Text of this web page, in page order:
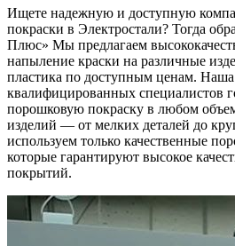
Ищете надежную и доступную
покраски в Электростали? Тогда
Плюс» Мы предлагаем
напыление краски на различные
пластика по доступным ценам. Наша
квалифицированных специалистов
порошковую покраску в любом
изделий — от мелких деталей до
используем только качественные
которые гарантируют высокое
покрытий.